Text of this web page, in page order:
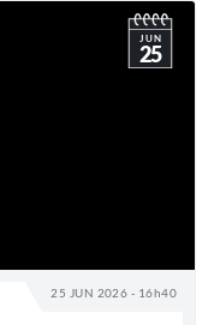
25 JUN 2026 - 16h40
JUN
25